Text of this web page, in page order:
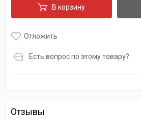
В корзину
Отложить
Есть вопрос по этому товару?
Отзывы